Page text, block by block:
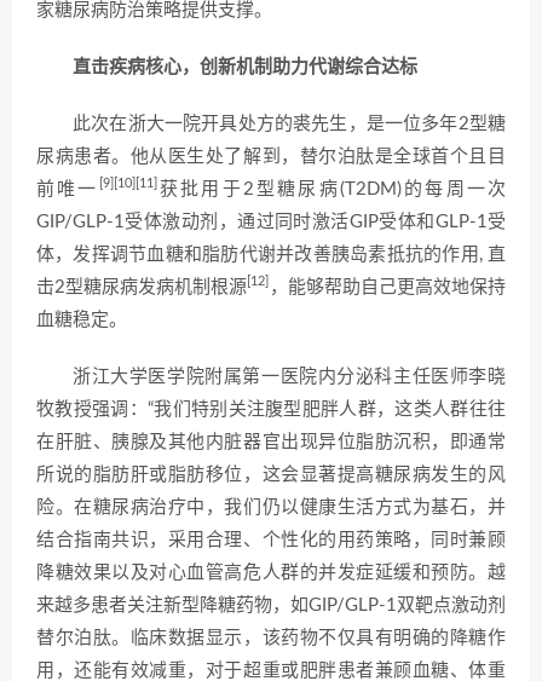
家糖尿病防治策略提供支撑。
直击疾病核心，创新机制助力代谢综合达标
此次在浙大一院开具处方的裘先生，是一位多年2型糖
尿病患者。他从医生处了解到，替尔泊肽是全球首个且目
前唯一 [9] [10] [11] 获批用于2型糖尿病(T2DM)的每周一次
GIP/GLP-1受体激动剂，通过同时激活GIP受体和GLP-1受
体，发挥调节血糖和脂肪代谢并改善胰岛素抵抗的作用, 直
击2型糖尿病发病机制根源 [12] ，能够帮助自己更高效地保持
血糖稳定。
浙江大学医学院附属第一医院内分泌科主任医师李晓
牧教授强调：“我们特别关注腹型肥胖人群，这类人群往往
在肝脏、胰腺及其他内脏器官出现异位脂肪沉积，即通常
所说的脂肪肝或脂肪移位，这会显著提高糖尿病发生的风
险。在糖尿病治疗中，我们仍以健康生活方式为基石，并
结合指南共识，采用合理、个性化的用药策略，同时兼顾
降糖效果以及对心血管高危人群的并发症延缓和预防。越
来越多患者关注新型降糖药物，如GIP/GLP-1双靶点激动剂
替尔泊肽。临床数据显示，该药物不仅具有明确的降糖作
用，还能有效减重，对于超重或肥胖患者兼顾血糖、体重